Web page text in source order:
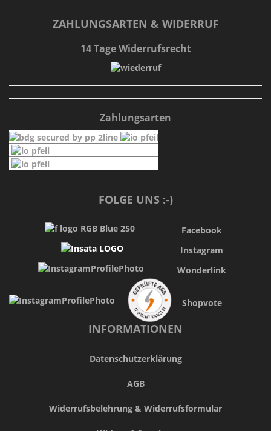
ZAHLUNGSARTEN & WIDERRUF
14 Tage Widerrufsrecht
Zahlungsarten
FOLGE UNS :-)
Facebook
Instagram
Wonderlink
Shopvote
INFORMATIONEN
Datenschutzerklärung
AGB
Widerrufsbelehrung & Widerrufsformular